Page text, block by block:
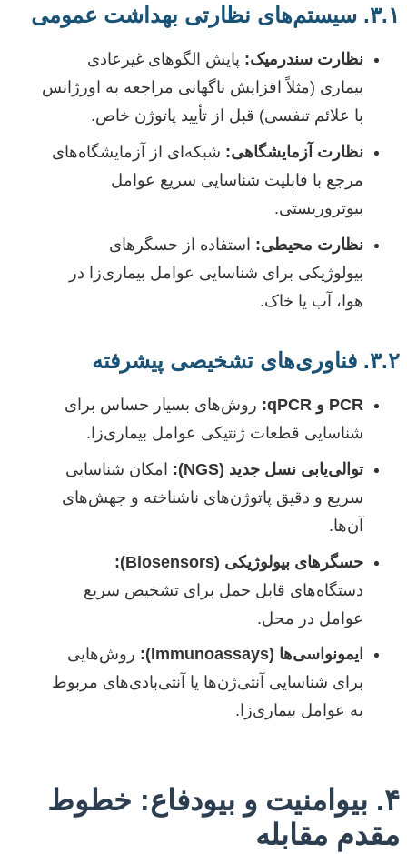
۳.۱. سیستم‌های نظارتی بهداشت عمومی
نظارت سندرمیک: پایش الگوهای غیرعادی
بیماری (مثلاً افزایش ناگهانی مراجعه به اورژانس
با علائم تنفسی) قبل از تأیید پاتوژن خاص.
نظارت آزمایشگاهی: شبکه‌ای از آزمایشگاه‌های
مرجع با قابلیت شناسایی سریع عوامل
بیوتروریستی.
نظارت محیطی: استفاده از حسگرهای
بیولوژیکی برای شناسایی عوامل بیماری‌زا در
هوا، آب یا خاک.
۳.۲. فناوری‌های تشخیصی پیشرفته
PCR و qPCR:
روش‌های بسیار حساس برای
شناسایی قطعات ژنتیکی عوامل بیماری‌زا.
توالی‌یابی نسل جدید (NGS):
امکان شناسایی
سریع و دقیق پاتوژن‌های ناشناخته و جهش‌های
آن‌ها.
حسگرهای بیولوژیکی (Biosensors):
دستگاه‌های قابل حمل برای تشخیص سریع
عوامل در محل.
ایمونواسی‌ها (Immunoassays):
روش‌هایی
برای شناسایی آنتی‌ژن‌ها یا آنتی‌بادی‌های مربوط
به عوامل بیماری‌زا.
۴. بیو‌امنیت و بیو‌دفاع: خطوط
مقدم مقابله